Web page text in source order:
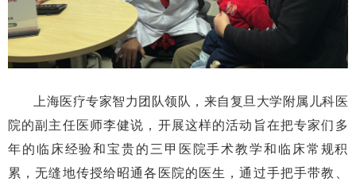
上海医疗专家智力团队领队，来自复旦大学附属儿科医
院的副主任医师李健说，开展这样的活动旨在把专家们多
年的临床经验和宝贵的三甲医院手术教学和临床常规积
累，无缝地传授给昭通各医院的医生，通过手把手带教、